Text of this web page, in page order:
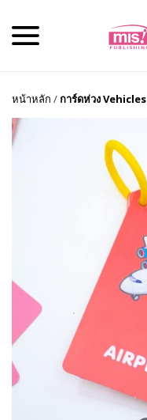
หน้าหลัก /การ์ดห่วง Vehicles